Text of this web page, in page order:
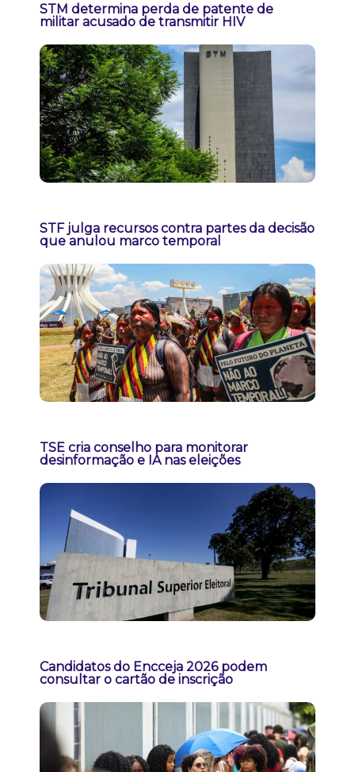
STM determina perda de patente de
militar acusado de transmitir HIV
STF julga recursos contra partes da decisão
que anulou marco temporal
TSE cria conselho para monitorar
desinformação e IA nas eleições
Candidatos do Encceja 2026 podem
consultar o cartão de inscrição